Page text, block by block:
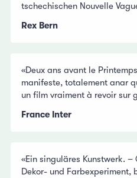
tschechischen Nouvelle
Rex Bern
«Deux ans avant le
manifeste, totalement anar
un film vraiment à revoir sur
France Inter
«Ein singuläres Kunstwerk.
Dekor- und Farbexperiment,